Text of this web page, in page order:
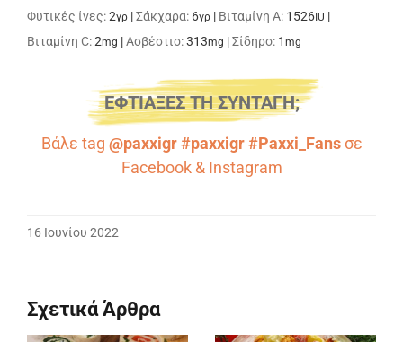
Φυτικές ίνες:2γρ |Σάκχαρα: 6γρ | Βιταμίνη A: 1526 IU |
Βιταμίνη C:2mg |Ασβέστιο:313mg |Σίδηρο: 1 mg
ΕΦΤΙΑΞΕΣ ΤΗ ΣΥΝΤΑΓΗ;
Βάλε tag @paxxigr #paxxigr #Paxxi_Fansσε
Facebook& Instagram
16 Ιουνίου 2022
Σχετικά Άρθρα